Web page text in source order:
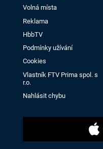
Volná místa
Reklama
HbbTV
Podmínky užívání
Cookies
Vlastník FTV Prima spol. s
r.o.
Nahlásit chybu